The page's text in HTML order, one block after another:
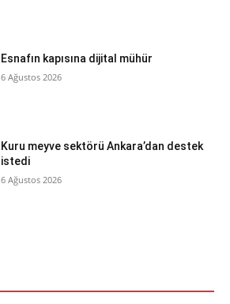
Esnafın kapısına dijital mühür
6 Ağustos 2026
Kuru meyve sektörü Ankara’dan destek
istedi
6 Ağustos 2026